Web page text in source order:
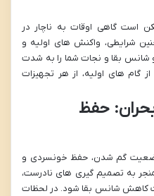
است گاهی اوقات به ناچار در
شرایطی، واکنش های اولیه و
بقا و نجات شما را به شدت
گام های اولیه، از هر تجهیزات
حفظ
گم شدن، حفظ خونسردی و
به تصمیم گیری های نادرست،
کاهش شانس بقا شود. در لحظات